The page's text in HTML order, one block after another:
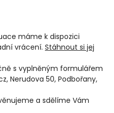
máme k dispozici
vrácení. Stáhnout si jej
s vyplněným formulářem
Nerudova 50, Podbořany,
a sdělíme Vám